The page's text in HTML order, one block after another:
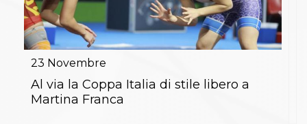
23 Novembre
Al via la Coppa Italia di stile libero a
Martina Franca